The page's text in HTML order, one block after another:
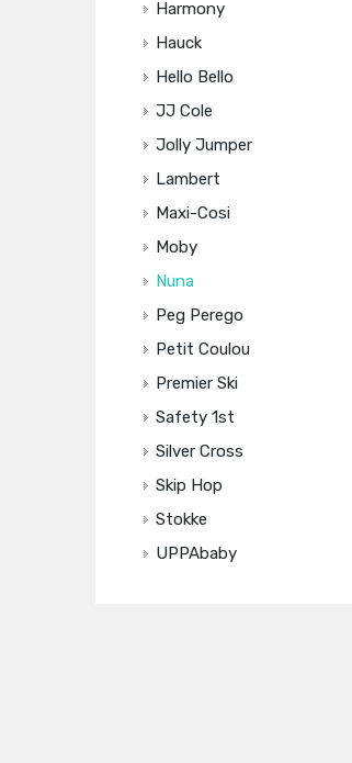
Harmony
Hauck
Hello Bello
JJ Cole
Jolly Jumper
Lambert
Maxi-Cosi
Moby
Nuna
Peg Perego
Petit Coulou
Premier Ski
Safety 1st
Silver Cross
Skip Hop
Stokke
UPPAbaby